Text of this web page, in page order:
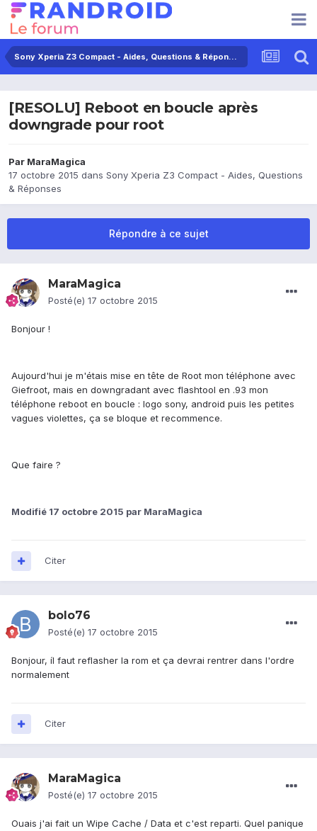
Sony Xperia Z3 Compact - Aides, Questions & Réponses
[RESOLU] Reboot en boucle après
downgrade pour root
Par MaraMagica
17 octobre 2015 dans Sony Xperia Z3 Compact - Aides, Questions
& Réponses
Répondre à ce sujet
MaraMagica
Posté(e) 17 octobre 2015
Bonjour !
Aujourd'hui je m'étais mise en tête de Root mon téléphone avec
Giefroot, mais en downgradant avec flashtool en .93 mon
téléphone reboot en boucle : logo sony, android puis les petites
vagues violettes, ça se bloque et recommence.
Que faire ?
Modifié 17 octobre 2015 par MaraMagica
Citer
bolo76
Posté(e) 17 octobre 2015
Bonjour, íl faut reflasher la rom et ça devrai rentrer dans l'ordre
normalement
Citer
MaraMagica
Posté(e) 17 octobre 2015
Ouais j'ai fait un Wipe Cache / Data et c'est reparti. Quel panique